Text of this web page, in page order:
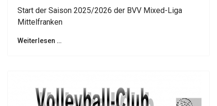
Start der Saison 2025/2026 der BVV Mixed-Liga
Mittelfranken
Weiterlesen …